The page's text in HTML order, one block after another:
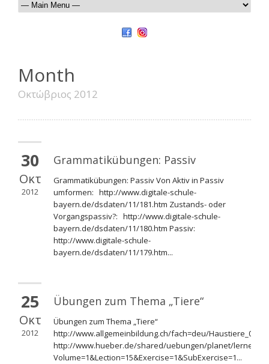
Month
Οκτώβριος 2012
30
Οκτ
2012
Grammatikübungen: Passiv
Grammatikübungen: Passiv Von Aktiv in Passiv
umformen: http://www.digitale-schule-
bayern.de/dsdaten/11/181.htm Zustands- oder
Vorgangspassiv?: http://www.digitale-schule-
bayern.de/dsdaten/11/180.htm Passiv:
http://www.digitale-schule-
bayern.de/dsdaten/11/179.htm...
25
Οκτ
2012
Übungen zum Thema „Tiere“
Übungen zum Thema „Tiere“
http://www.allgemeinbildung.ch/fach=deu/
http://www.hueber.de/shared/uebungen/planet/lerner/
Volume=1&Lection=15&Exercise=1&SubExercise=1...